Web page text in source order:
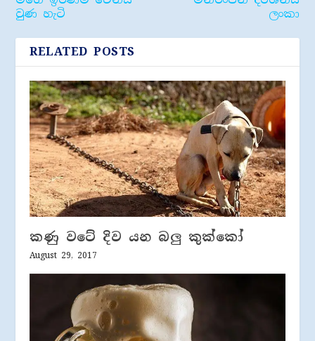
වුණ හැටි
ලංකා
RELATED POSTS
කණු වටේ දිව යන බලු කුක්කෝ
August 29, 2017